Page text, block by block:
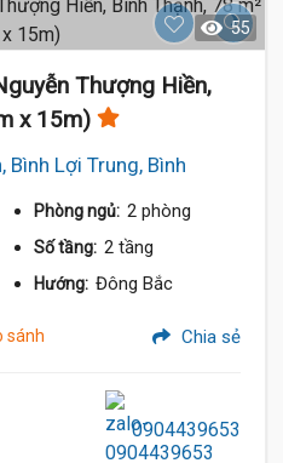
55
Thượng Hiền,
x 15m)
Bình Lợi Trung, Bình
Phòng ngủ: 2 phòng
Số tầng: 2 tầng
Hướng: Đông Bắc
sánh Chia sẻ
0904439653